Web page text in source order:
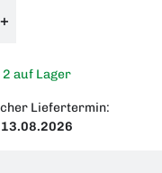
+
auf Lager
Liefertermin: